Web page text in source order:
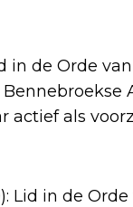
in de Orde
actief als
Lid in de